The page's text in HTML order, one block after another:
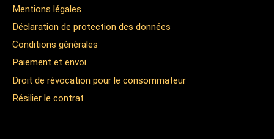
Mentions légales
Déclaration de protection des données
Conditions générales
Paiement et envoi
Droit de révocation pour le consommateur
Résilier le contrat